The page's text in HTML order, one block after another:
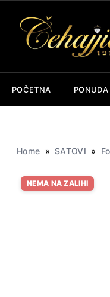
content
POČETNA PONUDA
Home » SATOVI »
NEMA NA ZALIHI